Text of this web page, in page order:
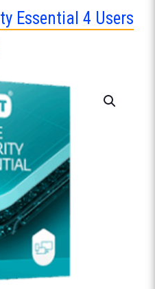
Essential 4 Users